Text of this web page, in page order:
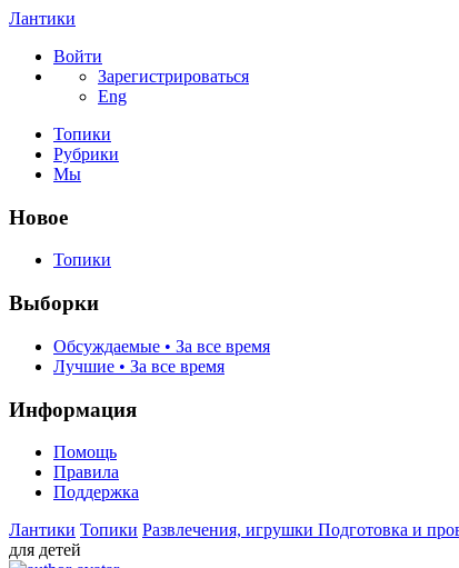
Лантики
Войти
Зарегистрироваться
Eng
Топики
Рубрики
Мы
Новое
Топики
Выборки
Обсуждаемые • За все время
Лучшие • За все время
Информация
Помощь
Правила
Поддержка
Лантики Топики Развлечения, игрушки Подготовка и
для детей